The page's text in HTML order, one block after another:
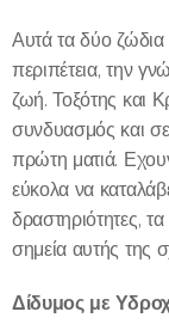
Αυτά τα δύο ζώδια
περιπέτεια, την
ζωή. Τοξότης και
συνδυασμός και
πρώτη ματιά.
εύκολα να
δραστηριότητες, τα
σημεία αυτής της
Δίδυμος με